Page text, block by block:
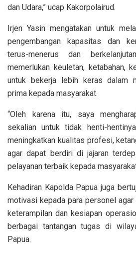
dan Udara,” ucap Kakorpolairud.
Irjen Yasin mengatakan untuk
pengembangan kapasitas dan
terus-menerus dan
memerlukan keuletan, ketabahan,
untuk bekerja lebih keras dalam
prima kepada masyarakat.
“Oleh karena itu, saya
sekalian untuk tidak henti-
meningkatkan kualitas profesi,
agar dapat berdiri di jajaran
pelayanan terbaik kepada
Kehadiran Kapolda Papua juga
motivasi kepada para personel
keterampilan dan kesiapan
berbagai tantangan tugas di
Papua.